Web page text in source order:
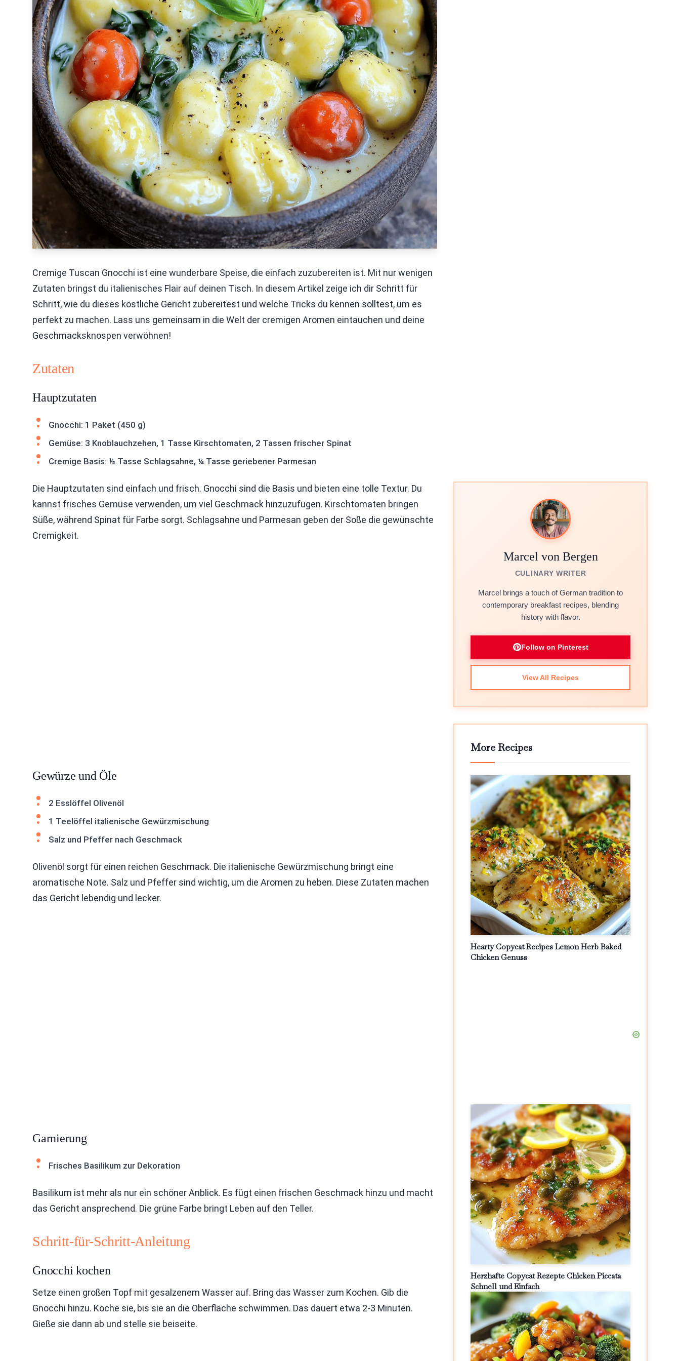
Cremige Tuscan Gnocchi ist eine wunderbare Speise, die einfach zuzubereiten ist. Mit nur wenigen
Zutaten bringst du italienisches Flair auf deinen Tisch. In diesem Artikel zeige ich dir Schritt für
Schritt, wie du dieses köstliche Gericht zubereitest und welche Tricks du kennen solltest, um es
perfekt zu machen. Lass uns gemeinsam in die Welt der cremigen Aromen eintauchen und deine
Geschmacksknospen verwöhnen!
Zutaten
Hauptzutaten
Gnocchi: 1 Paket (450 g)
Gemüse: 3 Knoblauchzehen, 1 Tasse Kirschtomaten, 2 Tassen frischer Spinat
Cremige Basis: ½ Tasse Schlagsahne, ¼ Tasse geriebener Parmesan
Die Hauptzutaten sind einfach und frisch. Gnocchi sind die Basis und bieten eine tolle Textur. Du
kannst frisches Gemüse verwenden, um viel Geschmack hinzuzufügen. Kirschtomaten bringen
Süße, während Spinat für Farbe sorgt. Schlagsahne und Parmesan geben der Soße die gewünschte
Cremigkeit.
Gewürze und Öle
2 Esslöffel Olivenöl
1 Teelöffel italienische Gewürzmischung
Salz und Pfeffer nach Geschmack
Olivenöl sorgt für einen reichen Geschmack. Die italienische Gewürzmischung bringt eine
aromatische Note. Salz und Pfeffer sind wichtig, um die Aromen zu heben. Diese Zutaten machen
das Gericht lebendig und lecker.
Garnierung
Frisches Basilikum zur Dekoration
Basilikum ist mehr als nur ein schöner Anblick. Es fügt einen frischen Geschmack hinzu und macht
das Gericht ansprechend. Die grüne Farbe bringt Leben auf den Teller.
Schritt-für-Schritt-Anleitung
Gnocchi kochen
Setze einen großen Topf mit gesalzenem Wasser auf. Bring das Wasser zum Kochen. Gib die
Gnocchi hinzu. Koche sie, bis sie an die Oberfläche schwimmen. Das dauert etwa 2-3 Minuten.
Gieße sie dann ab und stelle sie beiseite.
Marcel von Bergen
CULINARY WRITER
Marcel brings a touch of German tradition to
contemporary breakfast recipes, blending
history with flavor.
Follow on Pinterest
View All Recipes
More Recipes
Hearty Copycat Recipes Lemon Herb Baked
Chicken Genuss
Herzhafte Copycat Rezepte Chicken Piccata
Schnell und Einfach